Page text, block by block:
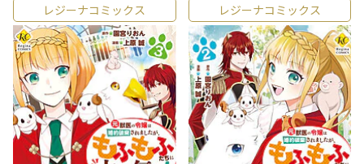
レジーナコミックス レジーナコミックス